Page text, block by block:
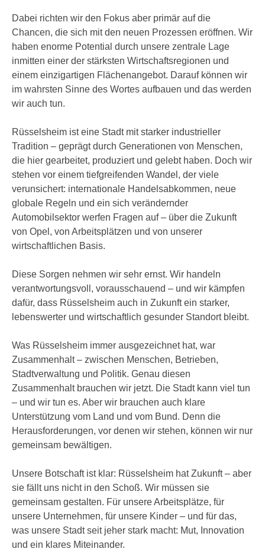
Dabei richten wir den Fokus aber primär auf die
Chancen, die sich mit den neuen Prozessen eröffnen. Wir
haben enorme Potential durch unsere zentrale Lage
inmitten einer der stärksten Wirtschaftsregionen und
einem einzigartigen Flächenangebot. Darauf können wir
im wahrsten Sinne des Wortes aufbauen und das werden
wir auch tun.
Rüsselsheim ist eine Stadt mit starker industrieller
Tradition – geprägt durch Generationen von Menschen,
die hier gearbeitet, produziert und gelebt haben. Doch wir
stehen vor einem tiefgreifenden Wandel, der viele
verunsichert: internationale Handelsabkommen, neue
globale Regeln und ein sich verändernder
Automobilsektor werfen Fragen auf – über die Zukunft
von Opel, von Arbeitsplätzen und von unserer
wirtschaftlichen Basis.
Diese Sorgen nehmen wir sehr ernst. Wir handeln
verantwortungsvoll, vorausschauend – und wir kämpfen
dafür, dass Rüsselsheim auch in Zukunft ein starker,
lebenswerter und wirtschaftlich gesunder Standort bleibt.
Was Rüsselsheim immer ausgezeichnet hat, war
Zusammenhalt – zwischen Menschen, Betrieben,
Stadtverwaltung und Politik. Genau diesen
Zusammenhalt brauchen wir jetzt. Die Stadt kann viel tun
– und wir tun es. Aber wir brauchen auch klare
Unterstützung vom Land und vom Bund. Denn die
Herausforderungen, vor denen wir stehen, können wir nur
gemeinsam bewältigen.
Unsere Botschaft ist klar: Rüsselsheim hat Zukunft – aber
sie fällt uns nicht in den Schoß. Wir müssen sie
gemeinsam gestalten. Für unsere Arbeitsplätze, für
unsere Unternehmen, für unsere Kinder – und für das,
was unsere Stadt seit jeher stark macht: Mut, Innovation
und ein klares Miteinander.